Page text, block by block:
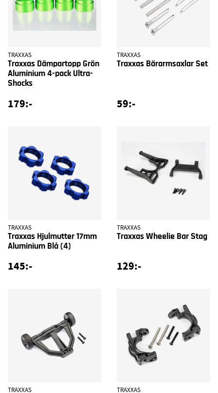
TRAXXAS
Traxxas Dämpartopp Grön
Aluminium 4-pack Ultra-
Shocks
179:-
TRAXXAS
Traxxas Bärarmsaxlar Set
59:-
TRAXXAS
Traxxas Hjulmutter 17mm
Aluminium Blå (4)
145:-
TRAXXAS
Traxxas Wheelie Bar Stag
129:-
TRAXXAS TRAXXAS